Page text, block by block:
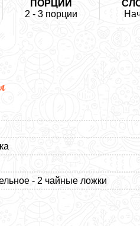
ПОРЦИИ
2 - 3 порции
- 2 чайные ложки